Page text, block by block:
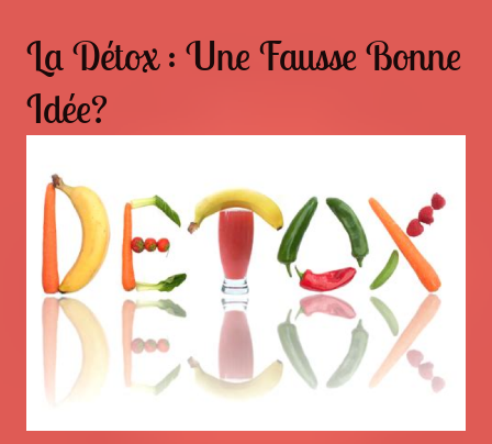
La Détox : Une Fausse Bonne
Idée?